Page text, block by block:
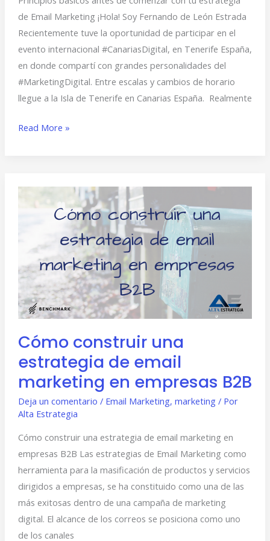
de Email Marketing ¡Hola! Soy Fernando de León Estrada
Recientemente tuve la oportunidad de participar en el
evento internacional #CanariasDigital, en Tenerife España,
en donde compartí con grandes personalidades del
#MarketingDigital. Entre escalas y cambios de horario
llegue a la Isla de Tenerife en Canarias España. Realmente
Read More »
Cómo construir una
estrategia de email
marketing en empresas B2B
Deja un comentario / Email Marketing, marketing / Por
Alta Estrategia
Cómo construir una estrategia de email marketing en
empresas B2B Las estrategias de Email Marketing como
herramienta para la masificación de productos y servicios
dirigidos a empresas, se ha constituido como una de las
más exitosas dentro de una campaña de marketing
digital. El alcance de los correos se posiciona como uno
de los canales
construir
estrategia
email
marketing
en
B2B